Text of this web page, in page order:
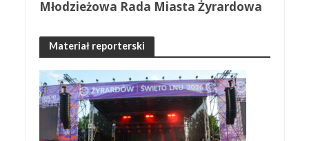
Młodzieżowa Rada Miasta Żyrardowa
Materiał reporterski